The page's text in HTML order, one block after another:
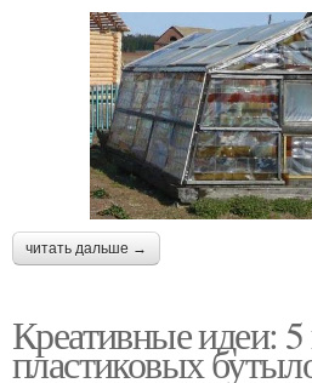
читать дальше →
Креативные идеи: 5
пластиковых